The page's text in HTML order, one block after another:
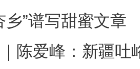
乡”谱写甜蜜文章
陈爱峰：新疆吐